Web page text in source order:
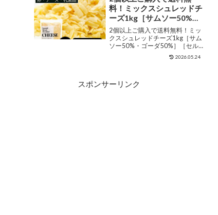
ョップ名北海道新得町ジャンル
セ...
料！ミックスシュレッドチ
ーズ1kg［サムソー50%・
ゴーダ50%］［セルロース
不使用］［基本冷蔵/冷凍
も可］【3～4営業日以内に
出荷】【2個以上ご購入で
2個以上ご購入で送料無料！ミッ
クスシュレッドチーズ1kg［サム
ソー50%・ゴーダ50%］［セル
ロース不使用］［基本冷蔵/冷凍
も可］【3～4営業日以内に出
料無料】 販売価格¥1,9...
2026.05.24
スポンサーリンク